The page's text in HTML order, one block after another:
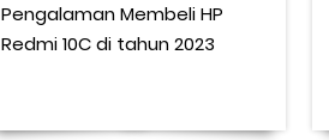
Pengalaman Membeli HP
Redmi 10C di tahun 2023